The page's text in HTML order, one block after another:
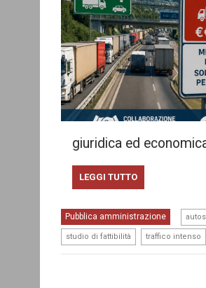
giuridica ed
LEGGI TUTTO
Pubblica amministrazione
studio di fattibilità traffico intenso